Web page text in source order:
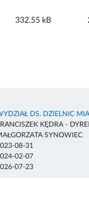
332.55 kB
DS. DZIELNIC
KĘDRA -
SYNOWIEC
08-31
02-07
07-23